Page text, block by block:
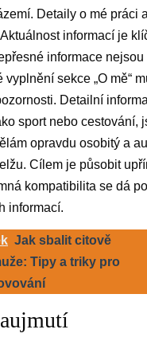
Detaily o mé práci
informací je
informace nejsou
vyplnění sekce „O mě“
Detailní
sport nebo cestování,
opravdu osobitý a
Cílem je působit
kompatibilita se dá
informací.
Jak sbalit citově
Tipy a triky pro